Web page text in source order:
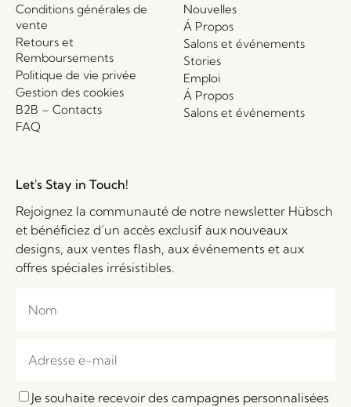
Conditions générales de
vente
Retours et
Remboursements
Politique de vie privée
Gestion des cookies
B2B – Contacts
FAQ
Nouvelles
Á Propos
Salons et événements
Stories
Emploi
Á Propos
Salons et événements
Let's Stay in Touch!
Rejoignez la communauté de notre newsletter Hübsch
et bénéficiez d’un accès exclusif aux nouveaux
designs, aux ventes flash, aux événements et aux
offres spéciales irrésistibles.
Je souhaite recevoir des campagnes personnalisées